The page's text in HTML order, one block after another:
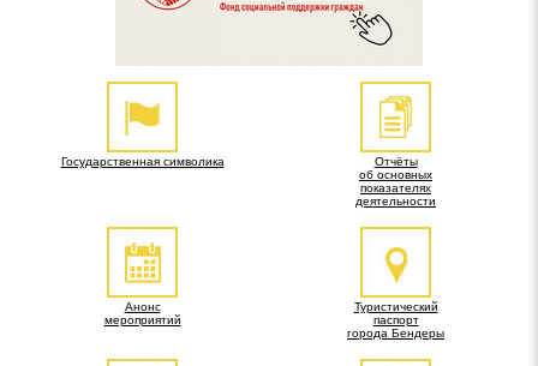
Государственная символика
Отчёты
об основных
показателях
деятельности
Анонс
мероприятий
Туристический
паспорт
города Бендеры